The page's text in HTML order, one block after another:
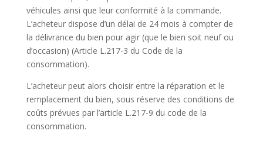
véhicules ainsi que leur conformité à la commande.
L’acheteur dispose d’un délai de 24 mois à compter de
la délivrance du bien pour agir (que le bien soit neuf ou
d’occasion) (Article L.217-3 du Code de la
consommation).
L’acheteur peut alors choisir entre la réparation et le
remplacement du bien, sous réserve des conditions de
coûts prévues par l’article L.217-9 du code de la
consommation.